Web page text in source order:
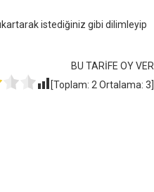
istediğiniz gibi dilimleyip
BU TARİFE OY VER
[Toplam: 2 Ortalama: 3